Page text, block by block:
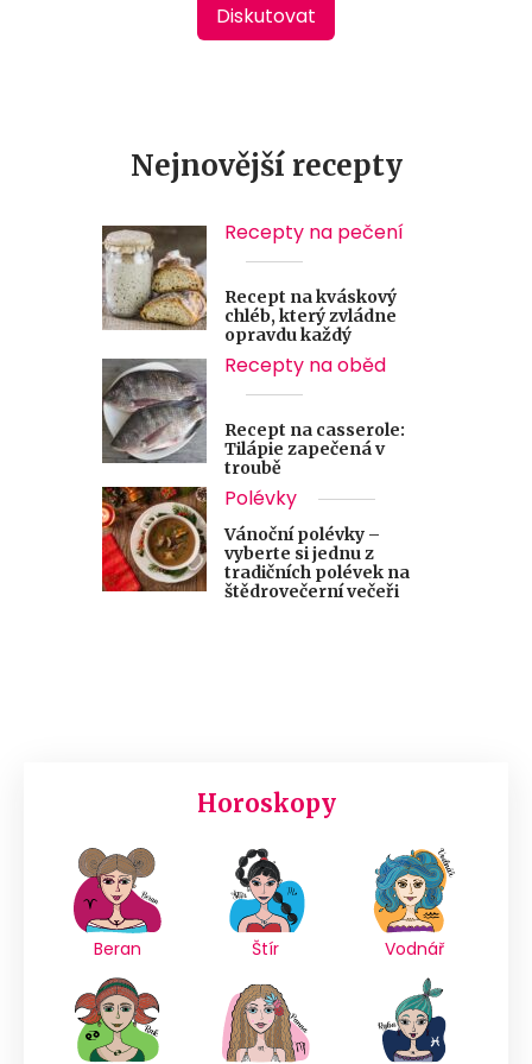
Diskutovat
Nejnovější recepty
Recepty na pečení
Recept na kváskový
chléb, který zvládne
opravdu každý
Recepty na oběd
Recept na casserole:
Tilápie zapečená v
troubě
Polévky
Vánoční polévky –
vyberte si jednu z
tradičních polévek na
štědrovečerní večeři
Horoskopy
Beran Štír Vodnář